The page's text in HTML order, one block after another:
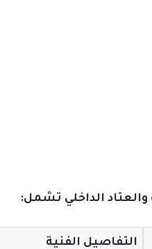
الداخلي تشمل:
التفاصيل الفنية